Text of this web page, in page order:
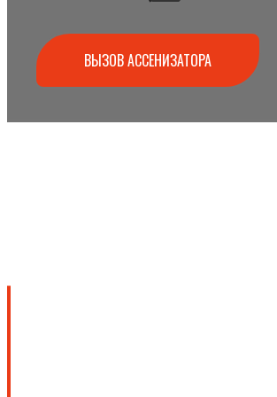
ВЫЗОВ АССЕНИЗАТОРА